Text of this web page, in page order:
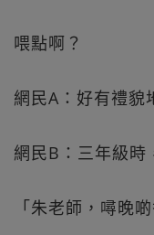
喂點啊？
網民A：好有禮貌
網民B：三年級時
「朱老師，噚晚